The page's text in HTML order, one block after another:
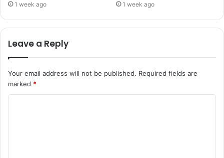
1 week ago 1 week ago
Leave a Reply
Your email address will not be published. Required fields are
marked *